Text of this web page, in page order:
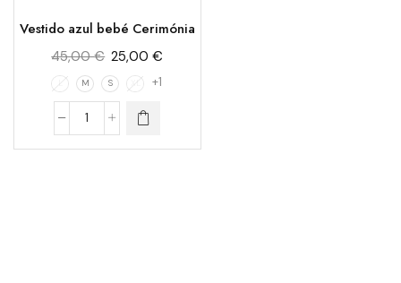
Vestido azul bebé Cerimónia
45,00€ 25,00€
M S XL +1